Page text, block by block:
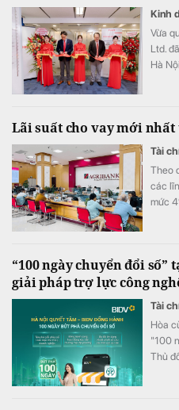
Kinh
Vừa
Ltd.
Hà
Lãi suất cho vay mới
Tài
Theo
các
mức
“100 ngày chuyển đổi
giải pháp trợ lực công
Tài
Hòa
"100
Thủ